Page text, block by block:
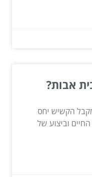
אבות?
הקשיש יחס
וביצוע של